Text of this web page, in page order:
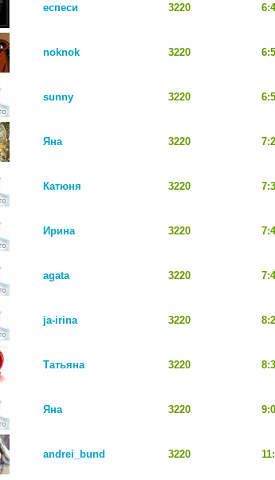
еспеси 3220
noknok 3220
sunny 3220
Яна 3220
Катюня 3220
Ирина 3220
agata 3220
ja-irina 3220
Татьяна 3220
Яна 3220
andrei_bund 3220